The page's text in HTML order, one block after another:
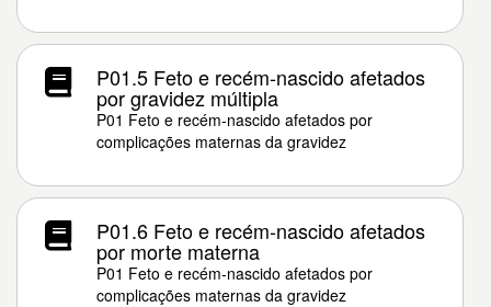
P01.5 Feto e recém-nascido afetados
por gravidez múltipla
P01 Feto e recém-nascido afetados por
complicações maternas da gravidez
P01.6 Feto e recém-nascido afetados
por morte materna
P01 Feto e recém-nascido afetados por
complicações maternas da gravidez